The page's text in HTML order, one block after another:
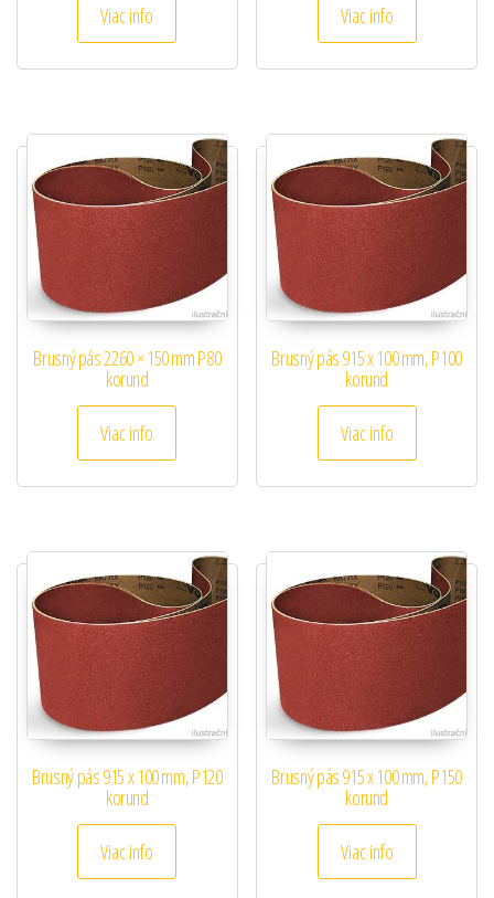
Viac info Viac info
Brusný pás 2260 × 150 mm P80
korund
Viac info
Brusný pás 915 x 100 mm, P100
korund
Viac info
Brusný pás 915 x 100 mm, P120
korund
Viac info
Brusný pás 915 x 100 mm, P150
korund
Viac info